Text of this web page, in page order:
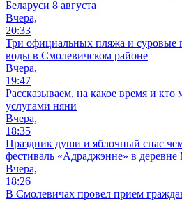
Беларуси 8 августа
Вчера,
20:33
Три официальных пляжа и суровые
воды в Смолевичском районе
Вчера,
19:47
Рассказываем, на какое время и кто
услугами няни
Вчера,
18:35
Праздник души и яблочный спас
фестиваль «Адраджэнне» в
Вчера,
18:26
В Смолевичах провел прием